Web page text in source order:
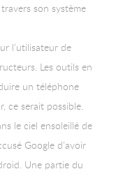
son système
l’utilisateur de
Les outils en
un téléphone
ce serait possible.
le ciel ensoleillé de
Google d’avoir
Une partie du